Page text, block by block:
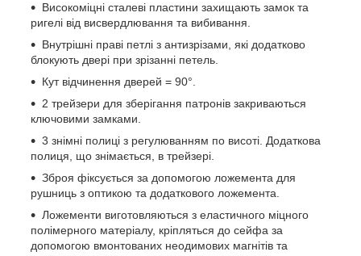
Високоміцні сталеві пластини захищають замок та
ригелі від висвердлювання та вибивання.
Внутрішні праві петлі з антизрізами, які додатково
блокують двері при зрізанні петель.
Кут відчинення дверей = 90°.
2 трейзери для зберігання патронів закриваються
ключовими замками.
3 знімні полиці з регулюванням по висоті. Додаткова
полиця, що знімається, в трейзері.
Зброя фіксується за допомогою ложемента для
рушниць з оптикою та додаткового ложемента.
Ложементи виготовляються з еластичного міцного
полімерного матеріалу, кріпляться до сейфа за
допомогою вмонтованих неодимових магнітів та